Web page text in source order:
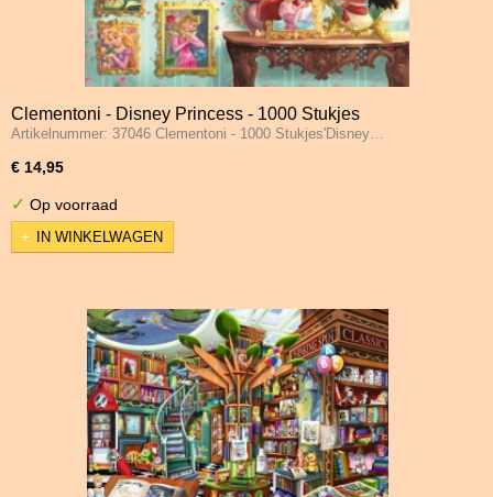
Clementoni - Disney Princess - 1000 Stukjes
Artikelnummer: 37046 Clementoni - 1000 Stukjes'Disney…
€ 14,95
✓ Op voorraad
IN WINKELWAGEN